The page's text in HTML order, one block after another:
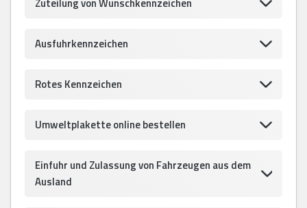
Ausfuhrkennzeichen
Rotes Kennzeichen
Umweltplakette online bestellen
Einfuhr und Zulassung von Fahrzeugen aus dem
Ausland